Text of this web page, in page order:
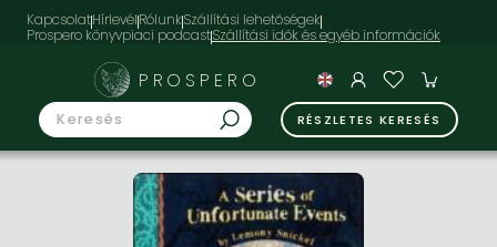
KapcsolatHírlevélRólunkSzállítási lehetőségek
Prospero könyvpiaci podcast
PROSPERO
RÉSZLETES KERESÉS